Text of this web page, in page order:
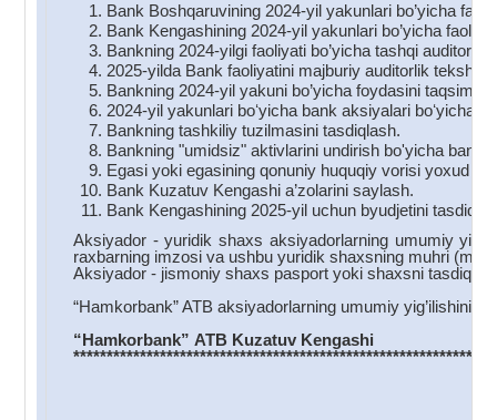
Bank Boshqaruvining 2024-yil yakunlari bo’yicha
Bank Kengashining 2024-yil yakunlari bo’yicha
Bankning 2024-yilgi faoliyati bo’yicha tashqi
2025-yilda Bank faoliyatini majburiy auditorlik
Bankning 2024-yil yakuni bo’yicha foydasini
2024-yil yakunlari boʻyicha bank aksiyalari boʻyicha
Bankning tashkiliy tuzilmasini tasdiqlash.
Bankning "umidsiz" aktivlarini undirish bo'yicha bank
Egasi yoki egasining qonuniy huquqiy vorisi yoxud
Bank Kuzatuv Kengashi a’zolarini saylash.
Bank Kengashining 2025-yil uchun byudjetini
Aksiyador - yuridik shaxs aksiyadorlarning umumiy
raxbarning imzosi va ushbu yuridik shaxsning muhri
Aksiyador - jismoniy shaxs pasport yoki shaxsni
“Hamkorbank” ATB aksiyadorlarning umumiy yig’ilishini
“Hamkorbank” ATB Kuzatuv Kengashi